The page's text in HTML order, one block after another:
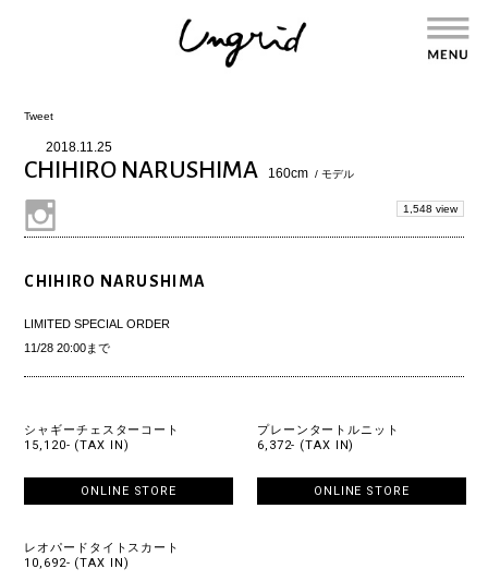
Tweet
2018.11.25
CHIHIRO NARUSHIMA 160cm / モデル
1,548 view
CHIHIRO NARUSHIMA
LIMITED SPECIAL ORDER
11/28 20:00まで
シャギーチェスターコート
15,120- (TAX IN)
ONLINE STORE
プレーンタートルニット
6,372- (TAX IN)
ONLINE STORE
レオパードタイトスカート
10,692- (TAX IN)